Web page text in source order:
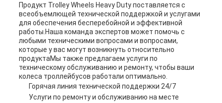
Продукт Trolley Wheels Heavy Duty поставляется с
всеобъемлющей технической поддержкой и услугами
для обеспечения бесперебойной и эффективной
работы.Наша команда экспертов может помочь с
любыми техническими вопросами и вопросами,
которые у вас могут возникнуть относительно
продуктаМы также предлагаем услуги по
техническому обслуживанию и ремонту, чтобы ваши
колеса троллейбусов работали оптимально.
Горячая линия технической поддержки 24/7
Услуги по ремонту и обслуживанию на месте